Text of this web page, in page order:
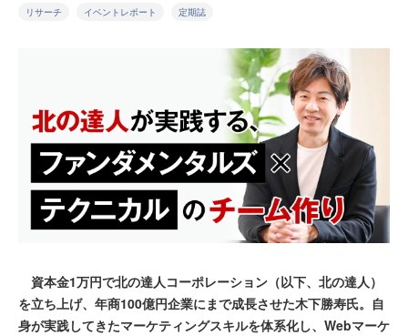
リサーチ イベントレポート 定期誌
資本金1万円で北の達人コーポレーション（以下、北の達人）
を立ち上げ、年商100億円企業にまで成長させた木下勝寿氏。自
身が実践してきたマーケティングスキルを体系化し、Webマーケ